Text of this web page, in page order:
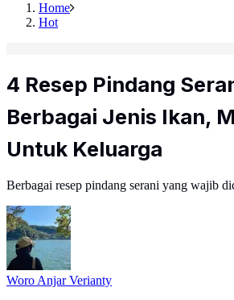
Home
Hot
4 Resep Pindang
Berbagai Jenis Ikan,
Untuk Keluarga
Berbagai resep pindang serani yang wajib
Woro Anjar Verianty